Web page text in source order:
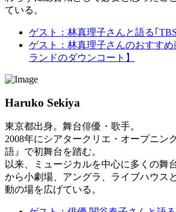
ている。
ゲスト：林真理子さんと語る｢
ゲスト：林真理子さんのおすす
ランドのダウンコート】
Haruko Sekiya
東京都出身。舞台俳優・歌手。
2008年にシアタークリエ・オープニン
語』で初舞台を踏む。
以来、ミュージカルを中心に多くの舞
から小劇場、アングラ、ライブハウス
動の場を広げている。